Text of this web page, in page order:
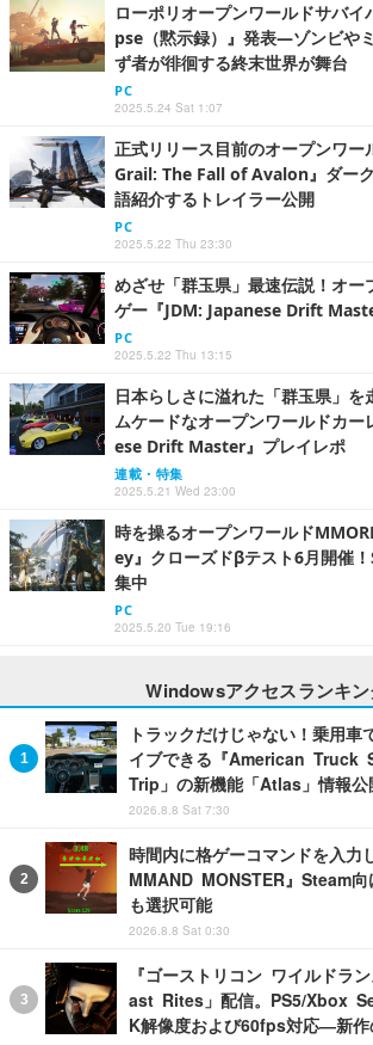
ローポリオープンワールドサバ
pse（黙示録）』発表―ゾンビや
ず者が徘徊する終末世界が舞台
PC
2025.5.24 Sat 1:07
正式リリース目前のオープンワー
Grail: The Fall of Avalon』ダー
語紹介するトレイラー公開
PC
2025.5.22 Thu 23:30
めざせ「群玉県」最速伝説！オー
ゲー『JDM: Japanese Drift
PC
2025.5.22 Thu 13:15
日本らしさに溢れた「群玉県」を
ムケードなオープンワールドカー
ese Drift Master』プレイレポ
連載・特集
2025.5.21 Wed 23:00
時を操るオープンワールド
ey』クローズドβテスト6月開催
集中
PC
2025.5.20 Tue 19:16
Windowsアクセスランキン
トラックだけじゃない！乗用車
イブできる『American Truck
Trip」の新機能「Atlas」情報公
2026.8.8 Sat 7:30
時間内に格ゲーコマンドを入力
MMAND MONSTER』Steam
も選択可能
2026.8.8 Sat 0:30
『ゴーストリコン ワイルドラ
ast Rites」配信。PS5/Xbox
K解像度および60fps対応―新作